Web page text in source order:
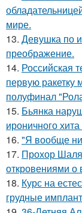
мире.
13. Девушка по
преображение.
14. Российская
первую
полуфинал
15. Бьянка
ироничного
16. "Я вообще
17. Прохор
откровениями о
18. Курс на
грудные